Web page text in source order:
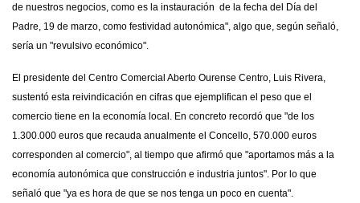
de nuestros negocios, como es la instauración de la fecha del Día del
Padre, 19 de marzo, como festividad autonómica", algo que, según señaló,
sería un "revulsivo económico".
El presidente del Centro Comercial Aberto Ourense Centro, Luis Rivera,
sustentó esta reivindicación en cifras que ejemplifican el peso que el
comercio tiene en la economía local. En concreto recordó que "de los
1.300.000 euros que recauda anualmente el Concello, 570.000 euros
corresponden al comercio", al tiempo que afirmó que "aportamos más a la
economía autonómica que construcción e industria juntos". Por lo que
señaló que "ya es hora de que se nos tenga un poco en cuenta".